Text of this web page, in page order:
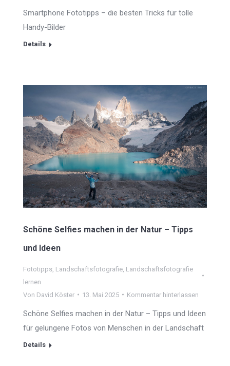
Smartphone Fototipps – die besten Tricks für tolle
Handy-Bilder
Details
Schöne Selfies machen in der Natur – Tipps
und Ideen
Fototipps Landschaftsfotografie Landschaftsfotografie
lernen
Von David Köster 13. Mai 2025 Kommentar hinterlassen
Schöne Selfies machen in der Natur – Tipps und Ideen
für gelungene Fotos von Menschen in der Landschaft
Details